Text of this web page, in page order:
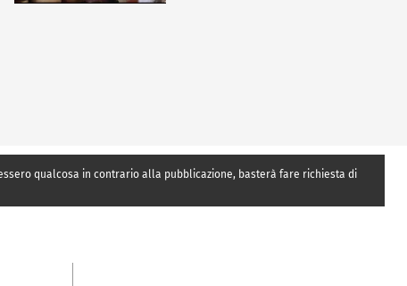
qualcosa in contrario alla pubblicazione, basterà fare richiesta di